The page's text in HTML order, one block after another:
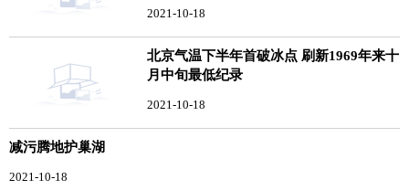
2021-10-18
北京气温下半年首破冰点 刷新1969年来十
月中旬最低纪录
2021-10-18
减污腾地护巢湖
2021-10-18